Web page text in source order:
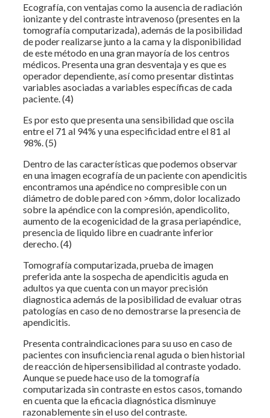
Ecografía, con ventajas como la ausencia de radiación
ionizante y del contraste intravenoso (presentes en la
tomografía computarizada), además de la posibilidad
de poder realizarse junto a la cama y la disponibilidad
de este método en una gran mayoría de los centros
médicos. Presenta una gran desventaja y es que es
operador dependiente, así como presentar distintas
variables asociadas a variables específicas de cada
paciente. (4)
Es por esto que presenta una sensibilidad que oscila
entre el 71 al 94% y una especificidad entre el 81 al
98%. (5)
Dentro de las características que podemos observar
en una imagen ecografía de un paciente con apendicitis
encontramos una apéndice no compresible con un
diámetro de doble pared con >6mm, dolor localizado
sobre la apéndice con la compresión, apendicolito,
aumento de la ecogenicidad de la grasa periapéndice,
presencia de liquido libre en cuadrante inferior
derecho. (4)
Tomografía computarizada, prueba de imagen
preferida ante la sospecha de apendicitis aguda en
adultos ya que cuenta con un mayor precisión
diagnostica además de la posibilidad de evaluar otras
patologías en caso de no demostrarse la presencia de
apendicitis.
Presenta contraindicaciones para su uso en caso de
pacientes con insuficiencia renal aguda o bien historial
de reacción de hipersensibilidad al contraste yodado.
Aunque se puede hace uso de la tomografía
computarizada sin contraste en estos casos, tomando
en cuenta que la eficacia diagnóstica disminuye
razonablemente sin el uso del contraste.